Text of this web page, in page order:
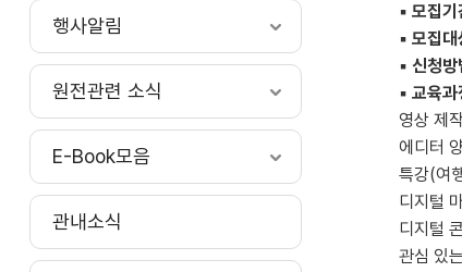
행사알림
원전관련 소식
E-Book모음
관내소식
▪모집기
▪모집대
▪ 신청방
▪교육과
영상 제
에디터
특강(여
디지털
디지털
관심 있